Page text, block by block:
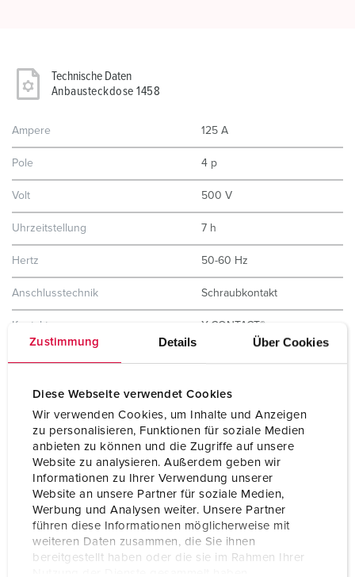
Zustimmung Details Über Cookies
Diese Webseite verwendet Cookies
Wir verwenden Cookies, um Inhalte und Anzeigen
zu personalisieren, Funktionen für soziale Medien
anbieten zu können und die Zugriffe auf unsere
Website zu analysieren. Außerdem geben wir
Informationen zu Ihrer Verwendung unserer
Website an unsere Partner für soziale Medien,
Werbung und Analysen weiter. Unsere Partner
führen diese Informationen möglicherweise mit
weiteren Daten zusammen, die Sie ihnen
bereitgestellt haben oder die sie im Rahmen Ihrer
Technische Daten
Anbausteckdose 1458
Ampere 125 A
Pole 4 p
Volt 500 V
Uhrzeitstellung 7 h
Hertz 50-60 Hz
Anschlusstechnik Schraubkontakt
Kontakt X-CONTACT®
Flansch 130x130 mm
104x104 mm
Gewicht 1135 g
Prüfzeichen
EAC